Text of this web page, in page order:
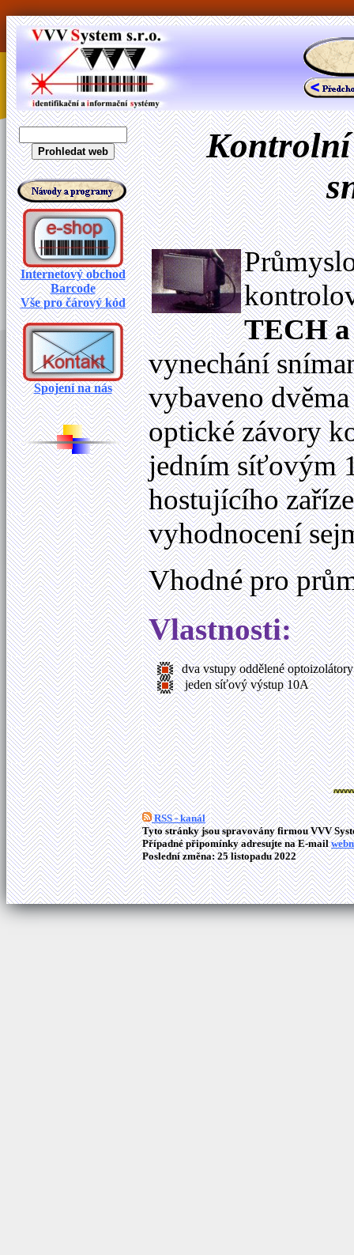
Internetový obchod
Barcode
Vše pro čárový kód
Spojení na nás
Kontrolní
TECH
vynechání
vybaveno
optické závory
jedním síťovým
hostujícího
vyhodnocení
Vhodné pro
Vlastnosti:
dva vstupy oddělené optoizolátory
jeden síťový výstup 10A
RSS - kanál
Tyto stránky jsou spravovány firmou VVV
Případné připomínky adresujte na E-mail
Poslední změna: 25 listopadu 2022